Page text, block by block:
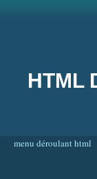
HTML
menu déroulant html